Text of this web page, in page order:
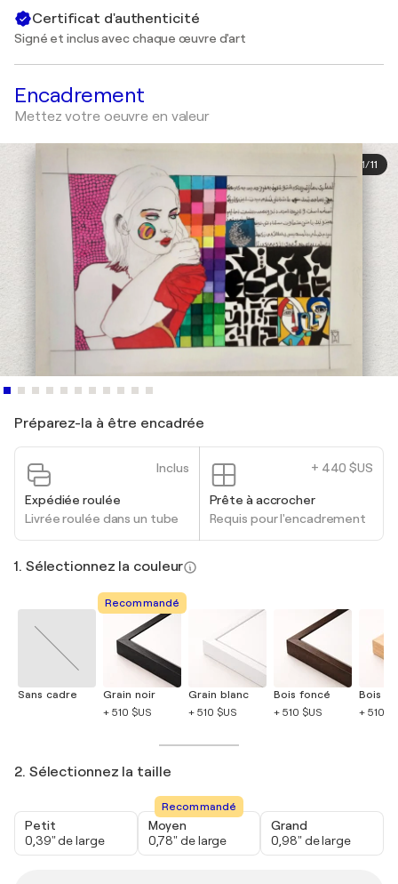
Certificat d'authenticité
Signé et inclus avec chaque œuvre d'art
Encadrement
Mettez votre oeuvre en valeur
1/11
Préparez-la à être encadrée
Inclus
Expédiée roulée
Livrée roulée dans un tube
+ 440 $US
Prête à accrocher
Requis pour l'encadrement
1. Sélectionnez la couleur
Sans cadre
Recommandé
Grain noir
+ 510 $US
Grain blanc
+ 510 $US
Bois foncé
+ 510 $US
Bois
+ 510
2. Sélectionnez la taille
Petit
0,39" de large
Recommandé
Moyen
0,78" de large
Grand
0,98" de large